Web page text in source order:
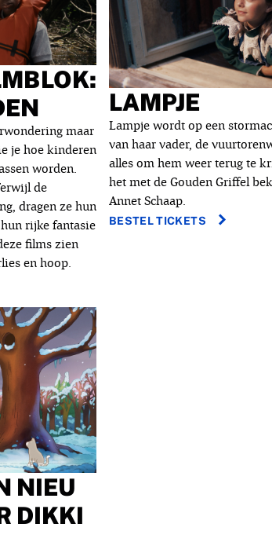
maar
je hoe kinderen
worden.
de
dragen ze hun
rijke fantasie
films zien
en hoop.
LAMPJE
Lampje wordt op een
van haar vader, de
alles om hem weer terug te
het met de Gouden Griffel
Annet Schaap.
BESTEL TICKETS
NIEU
DIKKI